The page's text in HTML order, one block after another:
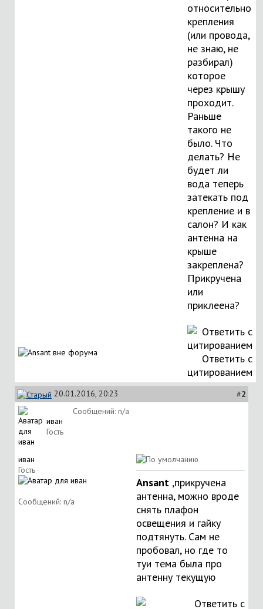
относительно
крепления
(или провода,
не знаю, не
разбирал)
которое
через крышу
проходит.
Раньше
такого не
было. Что
делать? Не
будет ли
вода теперь
затекать под
крепление и в
салон? И как
антенна на
крыше
закреплена?
Прикручена
или
приклеена?
Ответить с
цитированием
20.01.2016, 20:23 #2
иван
Гость
Сообщений: n/a
иван
Гость
Сообщений: n/a
Ansant ,прикручена
антенна, можно вроде
снять плафон
освещения и гайку
подтянуть. Сам не
пробовал, но где то
туи тема была про
антенну текущую